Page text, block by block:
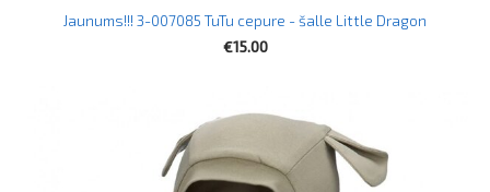
Jaunums!!! 3-007085 TuTu cepure - šalle Little Dragon
€15.00